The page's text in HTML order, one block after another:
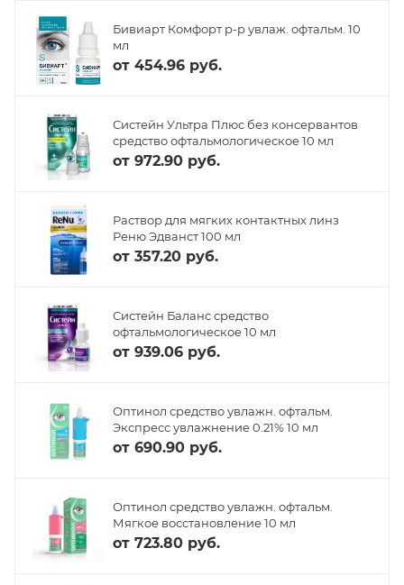
Бивиарт Комфорт р-р увлаж. офтальм. 10
мл
от 454.96 руб.
Систейн Ультра Плюс без консервантов
средство офтальмологическое 10 мл
от 972.90 руб.
Раствор для мягких контактных линз
Реню Эдванст 100 мл
от 357.20 руб.
Систейн Баланс средство
офтальмологическое 10 мл
от 939.06 руб.
Оптинол средство увлажн. офтальм.
Экспресс увлажнение 0.21% 10 мл
от 690.90 руб.
Оптинол средство увлажн. офтальм.
Мягкое восстановление 10 мл
от 723.80 руб.